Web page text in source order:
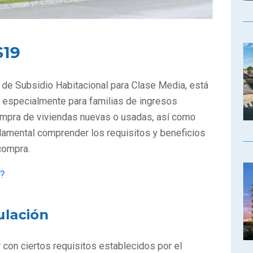
Subsidio Habitacional para Clase Media, está
para familias de ingresos
de viviendas nuevas o usadas, así como
comprender los requisitos y beneficios
ciertos requisitos establecidos por el